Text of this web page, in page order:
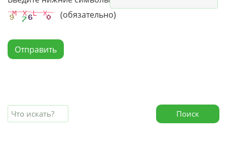
(обязательно)
Отправить
Поиск